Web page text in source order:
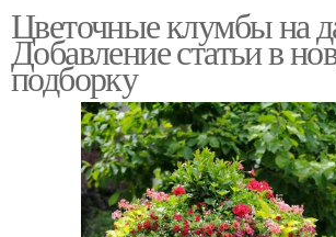
Цветочные клумбы на
Добавление статьи в
подборку